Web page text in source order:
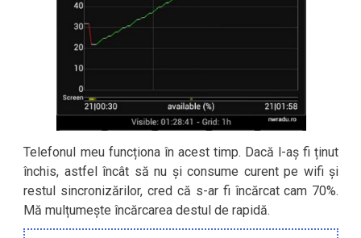
Telefonul meu funcționa în acest timp. Dacă l-aș fi ținut
închis, astfel încât să nu și consume curent pe wifi și
restul sincronizărilor, cred că s-ar fi încărcat cam 70%.
Mă mulțumește încărcarea destul de rapidă.